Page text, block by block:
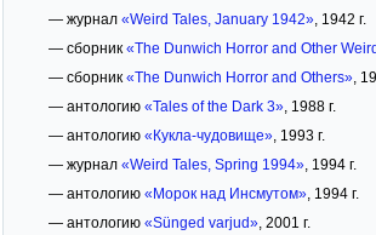
— журнал «Weird Tales, January 1942», 1942 г.
— сборник «The Dunwich Horror and Other
— сборник «The Dunwich Horror and Others»,
— антологию «Tales of the Dark 3», 1988 г.
— антологию «Кукла-чудовище», 1993 г.
— журнал «Weird Tales, Spring 1994», 1994 г.
— антологию «Морок над Инсмутом», 1994 г.
— антологию «Sünged varjud», 2001 г.